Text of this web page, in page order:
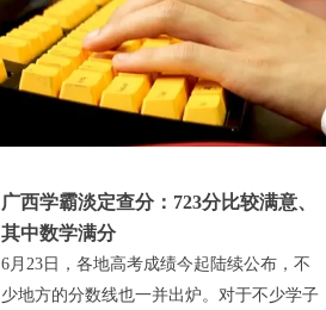
广西学霸淡定查分：723分比较满意、
其中数学满分
6月23日，各地高考成绩今起陆续公布，不
少地方的分数线也一并出炉。对于不少学子